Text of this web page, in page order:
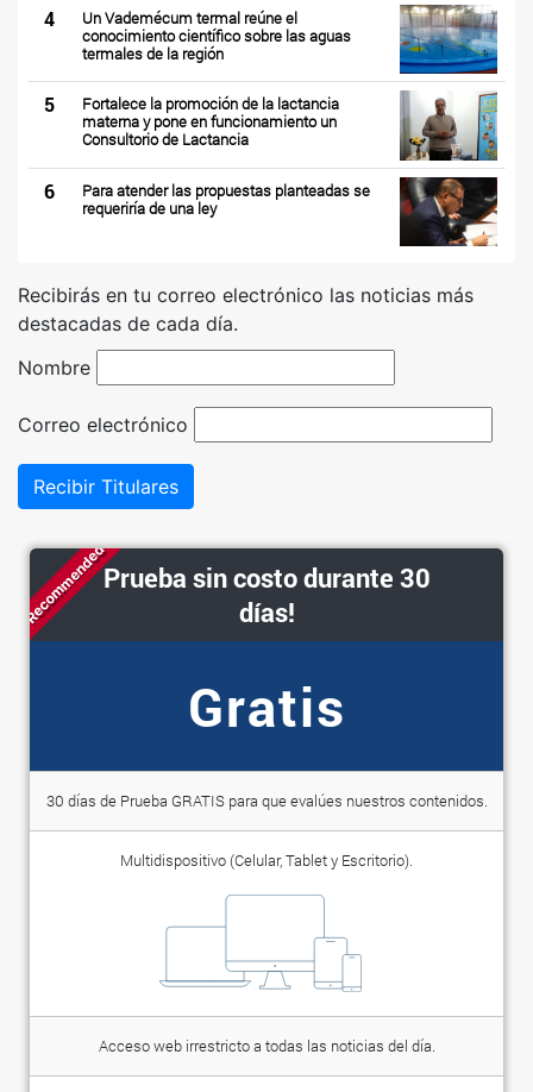
4
Un Vademécum termal reúne el
conocimiento científico sobre las aguas
termales de la región
5
Fortalece la promoción de la lactancia
materna y pone en funcionamiento un
Consultorio de Lactancia
6
Para atender las propuestas planteadas se
requeriría de una ley
Recibirás en tu correo electrónico las noticias más
destacadas de cada día.
Nombre
Correo electrónico
Recibir Titulares
RecommendedPrueba sin costo durante 30
días!
Gratis
30 días de Prueba GRATIS para que evalúes nuestros contenidos.
Multidispositivo (Celular, Tablet y Escritorio).
Acceso web irrestricto a todas las noticias del día.